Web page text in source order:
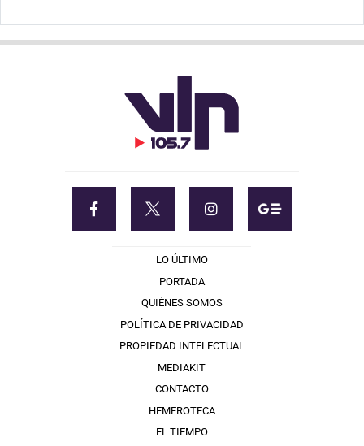
LO ÚLTIMO
PORTADA
QUIÉNES SOMOS
POLÍTICA DE PRIVACIDAD
PROPIEDAD INTELECTUAL
MEDIAKIT
CONTACTO
HEMEROTECA
EL TIEMPO